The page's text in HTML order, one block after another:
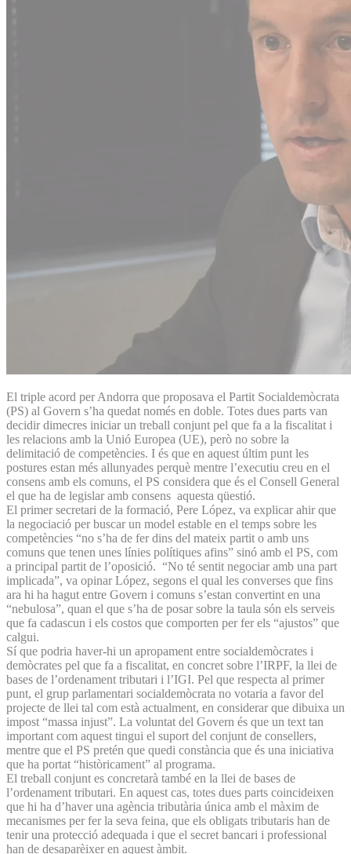
El triple acord per Andorra que proposava el Partit Socialdemòcrata
(PS) al Govern s’ha quedat només en doble. Totes dues parts van
decidir dimecres iniciar un treball conjunt pel que fa a la fiscalitat i
les relacions amb la Unió Europea (UE), però no sobre la
delimitació de competències. I és que en aquest últim punt les
postures estan més allunyades perquè mentre l’executiu creu en el
consens amb els comuns, el PS considera que és el Consell General
el que ha de legislar amb consens aquesta qüestió.
El primer secretari de la formació, Pere López, va explicar ahir que
la negociació per buscar un model estable en el temps sobre les
competències “no s’ha de fer dins del mateix partit o amb uns
comuns que tenen unes línies polítiques afins” sinó amb el PS, com
a principal partit de l’oposició. “No té sentit negociar amb una part
implicada”, va opinar López, segons el qual les converses que fins
ara hi ha hagut entre Govern i comuns s’estan convertint en una
“nebulosa”, quan el que s’ha de posar sobre la taula són els serveis
que fa cadascun i els costos que comporten per fer els “ajustos” que
calgui.
Sí que podria haver-hi un apropament entre socialdemòcrates i
demòcrates pel que fa a fiscalitat, en concret sobre l’IRPF, la llei de
bases de l’ordenament tributari i l’IGI. Pel que respecta al primer
punt, el grup parlamentari socialdemòcrata no votaria a favor del
projecte de llei tal com està actualment, en considerar que dibuixa un
impost “massa injust”. La voluntat del Govern és que un text tan
important com aquest tingui el suport del conjunt de consellers,
mentre que el PS pretén que quedi constància que és una iniciativa
que ha portat “històricament” al programa.
El treball conjunt es concretarà també en la llei de bases de
l’ordenament tributari. En aquest cas, totes dues parts coincideixen
que hi ha d’haver una agència tributària única amb el màxim de
mecanismes per fer la seva feina, que els obligats tributaris han de
tenir una protecció adequada i que el secret bancari i professional
han de desaparèixer en aquest àmbit.